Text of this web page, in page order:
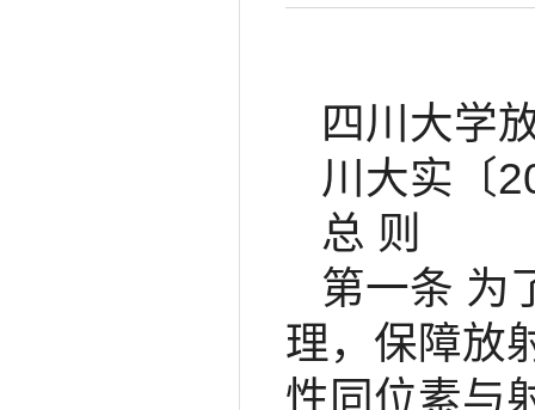
四川大学
川大实〔
总 则
第一条 为
理，保障放
性同位素与